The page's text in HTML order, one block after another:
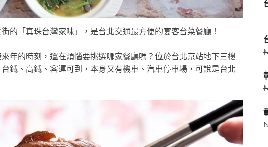
的「真珠台灣家味」，是台北交通最方便的宴客台菜餐廳！
年的時刻，還在煩惱要挑選哪家餐廳嗎？位於台北京站地下三樓
鐵、高鐵、客運可到，本身又有機車、汽車停車場，可說是台北